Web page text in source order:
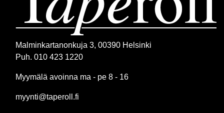
Malminkartanonkuja 3, 00390 Helsinki
Puh. 010 423 1220
Myymälä avoinna ma - pe 8 - 16
myynti@taperoll.fi